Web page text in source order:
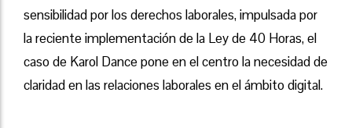
sensibilidad por los derechos laborales, impulsada por
la reciente implementación de la Ley de 40 Horas, el
caso de Karol Dance pone en el centro la necesidad de
claridad en las relaciones laborales en el ámbito digital.